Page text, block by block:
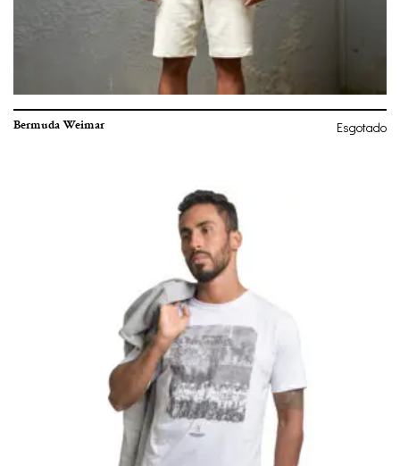
Bermuda Weimar Esgotado